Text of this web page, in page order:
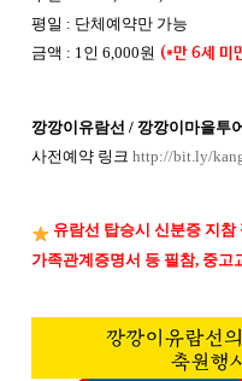
평일 : 단체예약만 가능
금액 : 1인 6,000원 (*만 6세 미
깡깡이유람선 / 깡깡이마을투
사전예약 링크http://bit.ly/
유람선 탑승시 신분증 지
가족관계증명서 등 필참, 중고